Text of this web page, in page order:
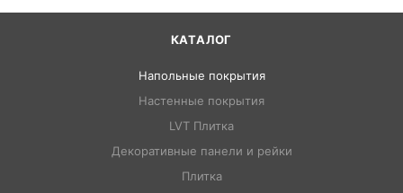
КАТАЛОГ
Напольные покрытия
Настенные покрытия
LVT Плитка
Декоративные панели и рейки
Плитка